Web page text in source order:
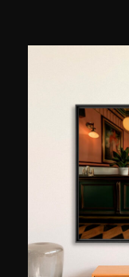
juega con los
atmósferas
minimalista de
invitación a la
mirada
de cierta